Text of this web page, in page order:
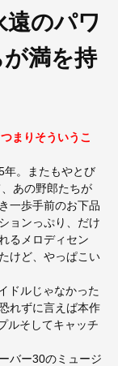
遠のパワ
満を持
まりそういうこ
年。またもやとび
あの野郎たちが
一歩手前のお下品
ョンっぷり、だけ
るメロディセン
けど、やっぱこい
ドルじゃなかった
れずに言えば本作
ルそしてキャッチ
バー30のミュージ